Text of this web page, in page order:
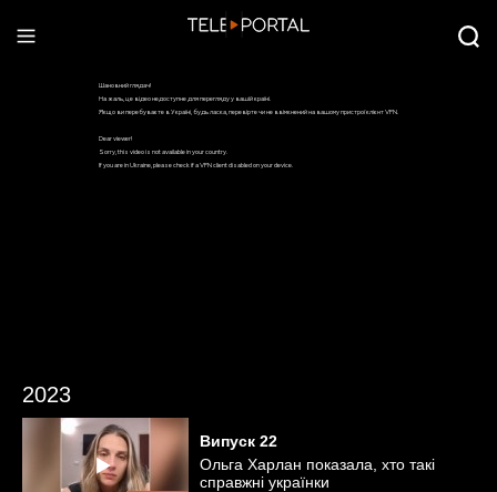
2023
Випуск 22
Ольга Харлан показала, хто такі
справжні українки